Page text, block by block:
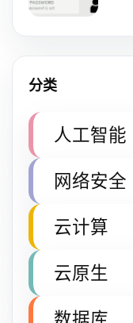
分类
人工智能
网络安全
云计算
云原生